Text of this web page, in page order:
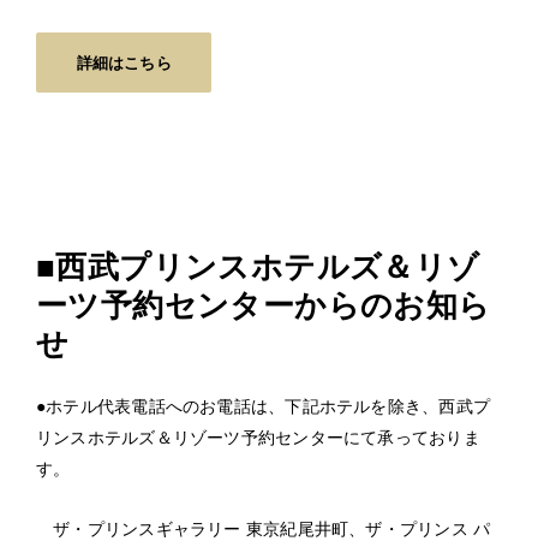
詳細はこちら
■西武プリンスホテルズ＆リゾ
ーツ予約センターからのお知ら
せ
●ホテル代表電話へのお電話は、下記ホテルを除き、西武プ
リンスホテルズ＆リゾーツ予約センターにて承っておりま
す。
ザ・プリンスギャラリー 東京紀尾井町、ザ・プリンス パ